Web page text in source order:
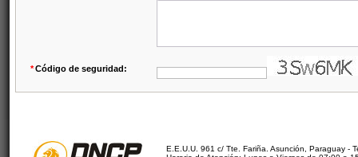
*Código de seguridad:
E.E.U.U. 961 c/ Tte. Fariña. Asunción, Paraguay -